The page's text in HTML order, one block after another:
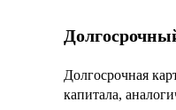
Долгосрочная
капитала,